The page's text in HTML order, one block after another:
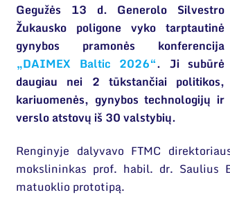
Gegužės 13 d. Generolo Silvestro
Žukausko poligone vyko tarptautinė
gynybos pramonės konferencija
„DAIMEX Baltic 2026“. Ji subūrė
daugiau nei 2 tūkstančiai politikos,
kariuomenės, gynybos technologijų ir
verslo atstovų iš 30 valstybių.
Renginyje dalyvavo FTMC
mokslininkas prof. habil. dr. Saulius
matuoklio prototipą.